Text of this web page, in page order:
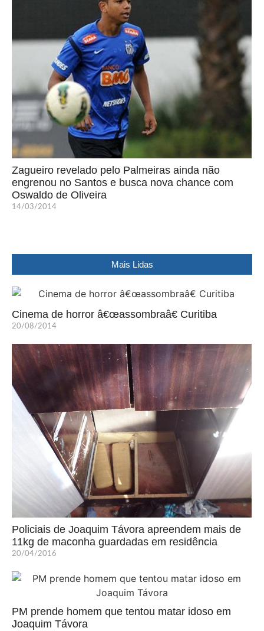
Zagueiro revelado pelo Palmeiras ainda não
engrenou no Santos e busca nova chance com
Oswaldo de Oliveira
14/03/2014
Mais Lidas
Cinema de horror â€œassombraâ€ Curitiba
20/08/2014
Policiais de Joaquim Távora apreendem mais de
11kg de maconha guardadas em residência
20/04/2016
PM prende homem que tentou matar idoso em
Joaquim Távora